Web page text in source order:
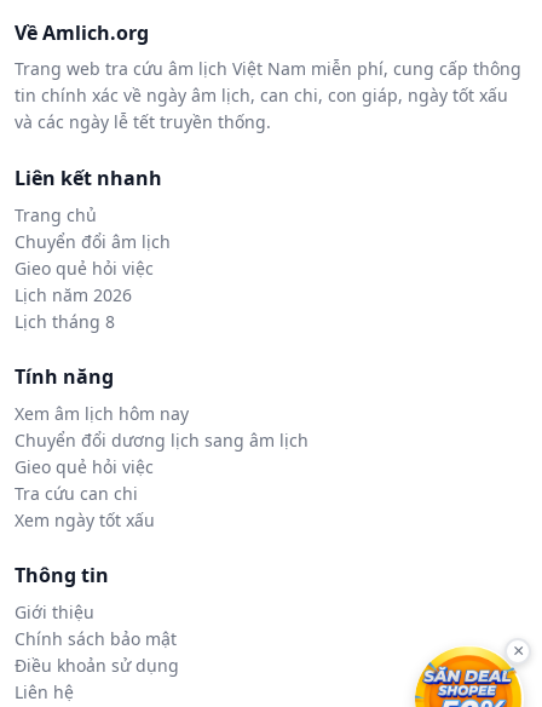
Về Amlich.org
Trang web tra cứu âm lịch Việt Nam miễn phí, cung cấp thông
tin chính xác về ngày âm lịch, can chi, con giáp, ngày tốt xấu
và các ngày lễ tết truyền thống.
Liên kết nhanh
Trang chủ
Chuyển đổi âm lịch
Gieo quẻ hỏi việc
Lịch năm 2026
Lịch tháng 8
Tính năng
Xem âm lịch hôm nay
Chuyển đổi dương lịch sang âm lịch
Gieo quẻ hỏi việc
Tra cứu can chi
Xem ngày tốt xấu
Thông tin
Giới thiệu
Chính sách bảo mật
Điều khoản sử dụng
Liên hệ
×